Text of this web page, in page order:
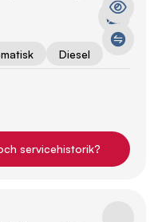
Diesel
servicehistorik?